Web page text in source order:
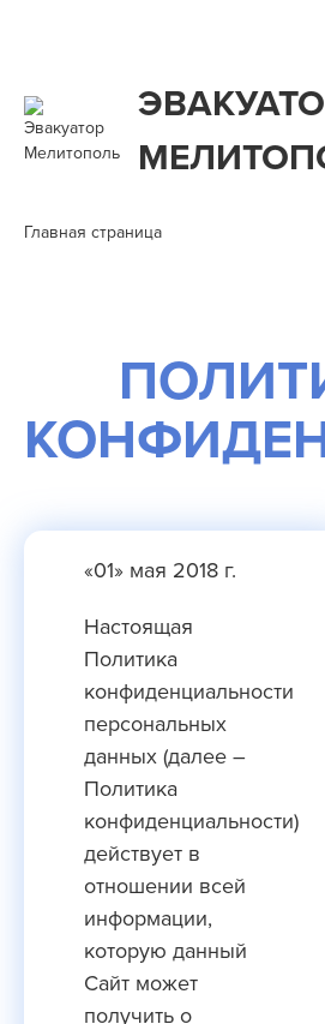
Главная страница
«01» мая 2018 г.
Настоящая
Политика
конфиденциальности
персональных
данных (далее –
Политика
конфиденциальности)
действует в
отношении всей
информации,
которую данный
Cайт может
получить о